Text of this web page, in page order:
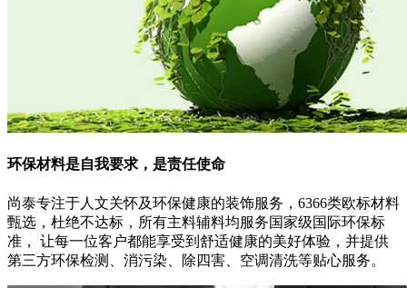
环保材料是自我要求，是责任使命
尚泰专注于人文关怀及环保健康的装饰服务，6366类欧标材料
甄选，杜绝不达标，所有主料辅料均服务国家级国际环保标
准， 让每一位客户都能享受到舒适健康的美好体验，并提供
第三方环保检测、消污染、除四害、空调清洗等贴心服务。